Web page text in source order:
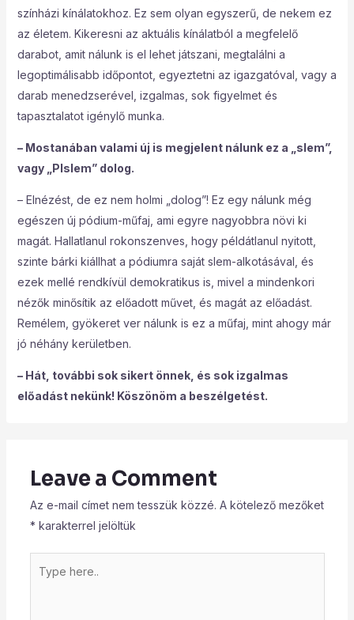
színházi kínálatokhoz. Ez sem olyan egyszerű, de nekem ez
az életem. Kikeresni az aktuális kínálatból a megfelelő
darabot, amit nálunk is el lehet játszani, megtalálni a
legoptimálisabb időpontot, egyeztetni az igazgatóval, vagy a
darab menedzserével, izgalmas, sok figyelmet és
tapasztalatot igénylő munka.
– Mostanában valami új is megjelent nálunk ez a „slem”,
vagy „PIslem” dolog.
– Elnézést, de ez nem holmi „dolog”! Ez egy nálunk még
egészen új pódium-műfaj, ami egyre nagyobbra növi ki
magát. Hallatlanul rokonszenves, hogy példátlanul nyitott,
szinte bárki kiállhat a pódiumra saját slem-alkotásával, és
ezek mellé rendkívül demokratikus is, mivel a mindenkori
nézők minősítik az előadott művet, és magát az előadást.
Remélem, gyökeret ver nálunk is ez a műfaj, mint ahogy már
jó néhány kerületben.
– Hát, további sok sikert önnek, és sok izgalmas
előadást nekünk! Köszönöm a beszélgetést.
Leave a Comment
Az e-mail címet nem tesszük közzé. A kötelező mezőket
* karakterrel jelöltük
here..